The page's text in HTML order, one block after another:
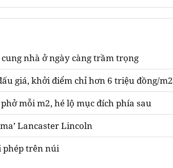
nhà ở ngày càng trầm trọng
giá, khởi điểm chỉ hơn 6 triệu đồng/m2
mỗi m2, hé lộ mục đích phía sau
Lancaster Lincoln
phép trên núi